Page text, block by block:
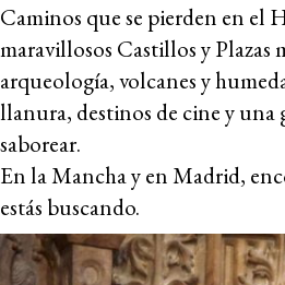
Caminos que se pierden en el
maravillosos Castillos y Plazas
arqueología, volcanes y
llanura, destinos de cine y una
saborear.
En la Mancha y en Madrid,
estás buscando.